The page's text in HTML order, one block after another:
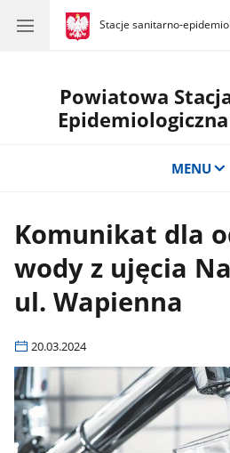
gov.pl
Stacje sanitarno-
gov.pl
Stacje
Powiatowa
MENU
Komunikat dla
wody z ujęcia
ul. Wapienna
20.03.2024